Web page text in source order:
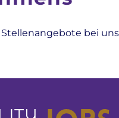
bei